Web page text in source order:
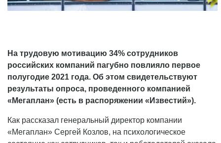
На трудовую мотивацию 34% сотрудников
российских компаний пагубно повлияло первое
полугодие 2021 года. Об этом свидетельствуют
результаты опроса, проведенного компанией
«Мегаплан» (есть в распоряжении «Известий»).
Как рассказал генеральный директор компании
«Мегаплан» Сергей Козлов, на психологическое